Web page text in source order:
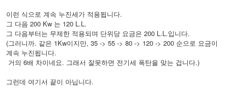
이런 식으로 계속 누진세가 적용됩니다.
그 다음 200 Kw 는 120 L.L.
그 다음부터는 무제한 적용되며 단위당 요금은 200 L.L.입니다.
(그러니까. 같은 1Kw이지만, 35 -> 55 -> 80 -> 120 -> 200 순으로 요금이
계속 누진됩니다.
거의 6배 차이네요. 그래서 잘못하면 전기세 폭탄을 맞는 겁니다.)
그런데 여기서 끝이 아닙니다.